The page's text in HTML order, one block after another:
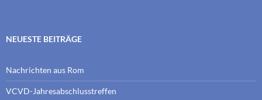
NEUESTE BEITRÄGE
Nachrichten aus Rom
VCVD-Jahresabschlusstreffen